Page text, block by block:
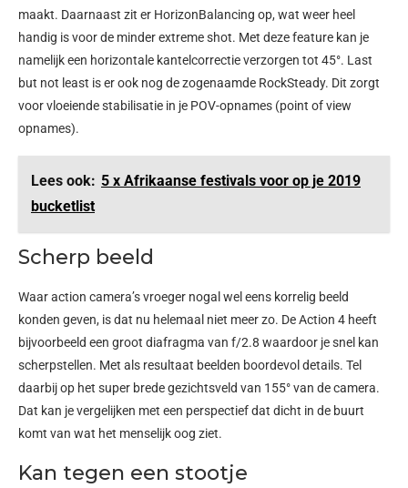
maakt. Daarnaast zit er HorizonBalancing op, wat weer heel
handig is voor de minder extreme shot. Met deze feature kan je
namelijk een horizontale kantelcorrectie verzorgen tot 45°. Last
but not least is er ook nog de zogenaamde RockSteady. Dit zorgt
voor vloeiende stabilisatie in je POV-opnames (point of view
opnames).
Lees ook: 5 x Afrikaanse festivals voor op je 2019
bucketlist
Scherp beeld
Waar action camera’s vroeger nogal wel eens korrelig beeld
konden geven, is dat nu helemaal niet meer zo. De Action 4 heeft
bijvoorbeeld een groot diafragma van f/2.8 waardoor je snel kan
scherpstellen. Met als resultaat beelden boordevol details. Tel
daarbij op het super brede gezichtsveld van 155° van de camera.
Dat kan je vergelijken met een perspectief dat dicht in de buurt
komt van wat het menselijk oog ziet.
Kan tegen een stootje